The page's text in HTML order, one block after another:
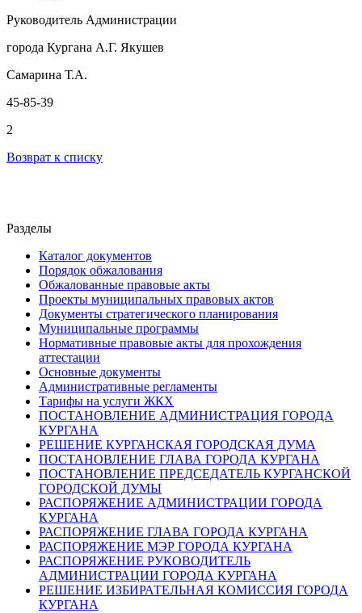
Руководитель Администрации
города Кургана А.Г. Якушев
Самарина Т.А.
45-85-39
2
Возврат к списку
Разделы
Каталог документов
Порядок обжалования
Обжалованные правовые акты
Проекты муниципальных правовых актов
Документы стратегического планирования
Муниципальные программы
Нормативные правовые акты для прохождения
аттестации
Основные документы
Административные регламенты
Тарифы на услуги ЖКХ
ПОСТАНОВЛЕНИЕ АДМИНИСТРАЦИЯ ГОРОДА
КУРГАНА
РЕШЕНИЕ КУРГАНСКАЯ ГОРОДСКАЯ ДУМА
ПОСТАНОВЛЕНИЕ ГЛАВА ГОРОДА КУРГАНА
ПОСТАНОВЛЕНИЕ ПРЕДСЕДАТЕЛЬ КУРГАНСКОЙ
ГОРОДСКОЙ ДУМЫ
РАСПОРЯЖЕНИЕ АДМИНИСТРАЦИИ ГОРОДА
КУРГАНА
РАСПОРЯЖЕНИЕ ГЛАВА ГОРОДА КУРГАНА
РАСПОРЯЖЕНИЕ МЭР ГОРОДА КУРГАНА
РАСПОРЯЖЕНИЕ РУКОВОДИТЕЛЬ
АДМИНИСТРАЦИИ ГОРОДА КУРГАНА
РЕШЕНИЕ ИЗБИРАТЕЛЬНАЯ КОМИССИЯ ГОРОДА
КУРГАНА